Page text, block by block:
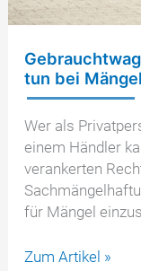
tun bei
Wer als
einem Händler
verankerten
für Mängel
Zum Artikel »